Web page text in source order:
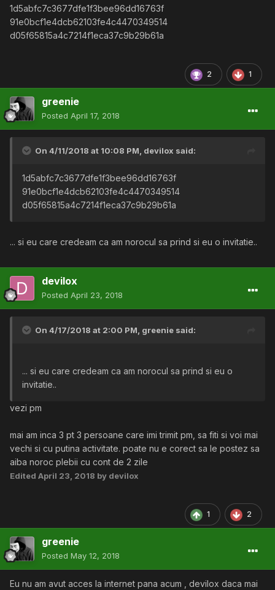
1d5abfc7c3677dfe1f3bee96dd16763f
91e0bcf1e4dcb62103fe4c4470349514
d05f65815a4c7214f1eca37c9b29b61a
2 1
greenie
Posted April 17, 2018
On 4/11/2018 at 10:08 PM, devilox said:
1d5abfc7c3677dfe1f3bee96dd16763f
91e0bcf1e4dcb62103fe4c4470349514
d05f65815a4c7214f1eca37c9b29b61a
... si eu care credeam ca am norocul sa prind si eu o invitatie..
devilox
Posted April 23, 2018
On 4/17/2018 at 2:00 PM, greenie said:
... si eu care credeam ca am norocul sa prind si eu o
invitatie..
vezi pm
mai am inca 3 pt 3 persoane care imi trimit pm, sa fiti si voi mai
vechi si cu putina activitate. poate nu e corect sa le postez sa
aiba noroc plebii cu cont de 2 zile
Edited April 23, 2018 by devilox
1 2
greenie
Posted May 12, 2018
Eu nu am avut acces la internet pana acum , devilox daca mai